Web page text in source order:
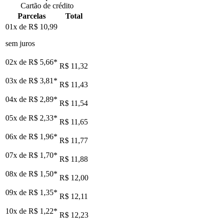
Cartão de crédito
Parcelas
Total
01x de R$ 10,99
sem juros
02x de R$ 5,66* R$ 11,32
03x de R$ 3,81 * R$ 11,43
04x de R$ 2,89* R$ 11,54
05x de R$ 2,33* R$ 11,65
06x de R$ 1,96* R$ 11,77
07x de R$ 1,70* R$ 11,88
08x de R$ 1,50* R$ 12,00
09x de R$ 1,35* R$ 12,11
10x de R$ 1,22* R$ 12,23